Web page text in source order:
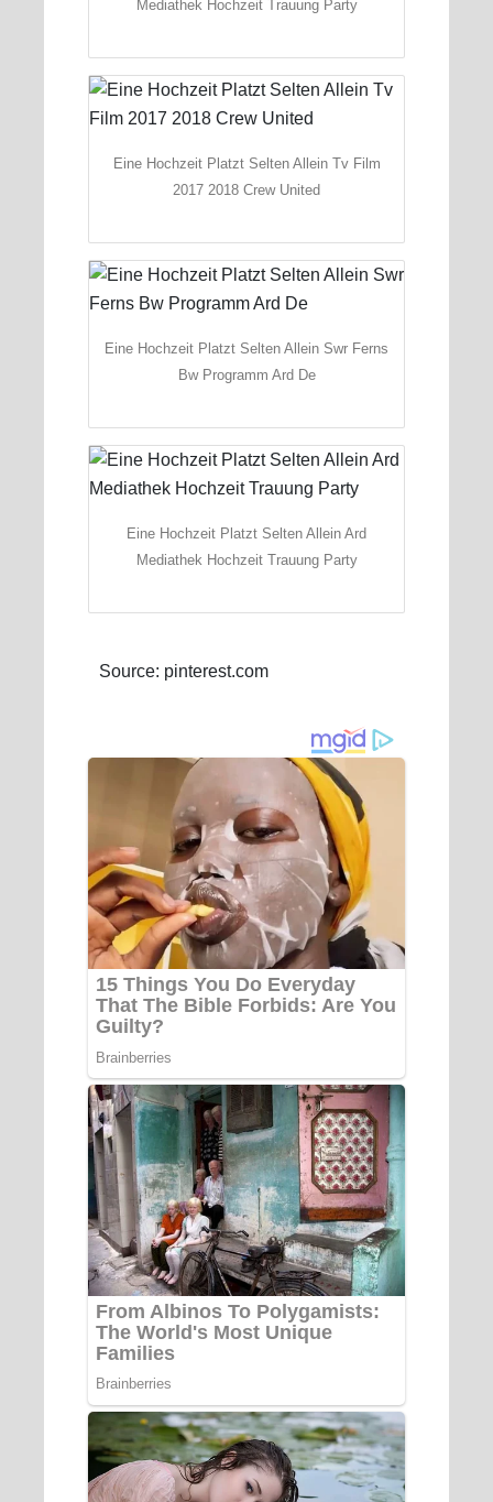
Mediathek Hochzeit Trauung Party
Eine Hochzeit Platzt Selten Allein Tv Film
2017 2018 Crew United
Eine Hochzeit Platzt Selten Allein Swr Ferns
Bw Programm Ard De
Eine Hochzeit Platzt Selten Allein Ard
Mediathek Hochzeit Trauung Party
Source: pinterest.com